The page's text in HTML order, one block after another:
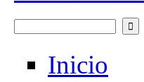
Formulario de
Inicio